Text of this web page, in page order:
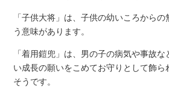
「子供大将」は、子供の幼いころから
う意味があります。
「着用鎧兜」は、男の子の病気や事故
い成長の願いをこめてお守りとして飾ら
そうです。